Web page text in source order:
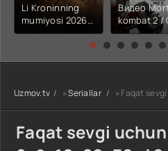
Li Kroninning
mumiyosi 2026
(uzbek tilida
kino) tarjima HD
Видео
kombat 2 /
jangi 2
Uzbek tilida
Uzmov.tv »Seriallar » Faqat sevgi uchun 1. 2. 3. 4. 5.
Faqat sevgi uchun